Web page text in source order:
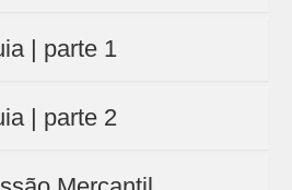
| parte 1
| parte 2